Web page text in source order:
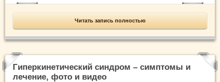
Читать запись полностью
Гиперкинетический синдром – симптомы и
лечение, фото и видео